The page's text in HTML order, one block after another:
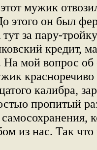
мужик
этого он был
за пару-
кредит,
На мой вопрос
калибра,
пропитый
из нас. Так